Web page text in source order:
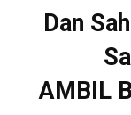
Dan
AMBIL